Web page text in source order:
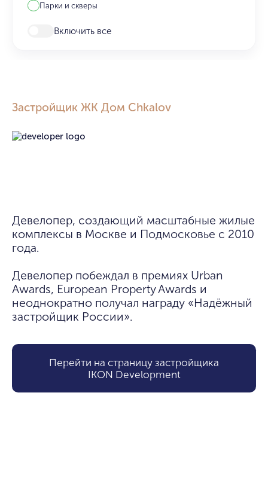
Парки и скверы
Включить все
Застройщик ЖК Дом Chkalov
Девелопер, создающий масштабные жилые
комплексы в Москве и Подмосковье с 2010
года.
Девелопер побеждал в премиях Urban
Awards, European Property Awards и
неоднократно получал награду «Надёжный
застройщик России».
Перейти на страницу застройщика
IKON Development